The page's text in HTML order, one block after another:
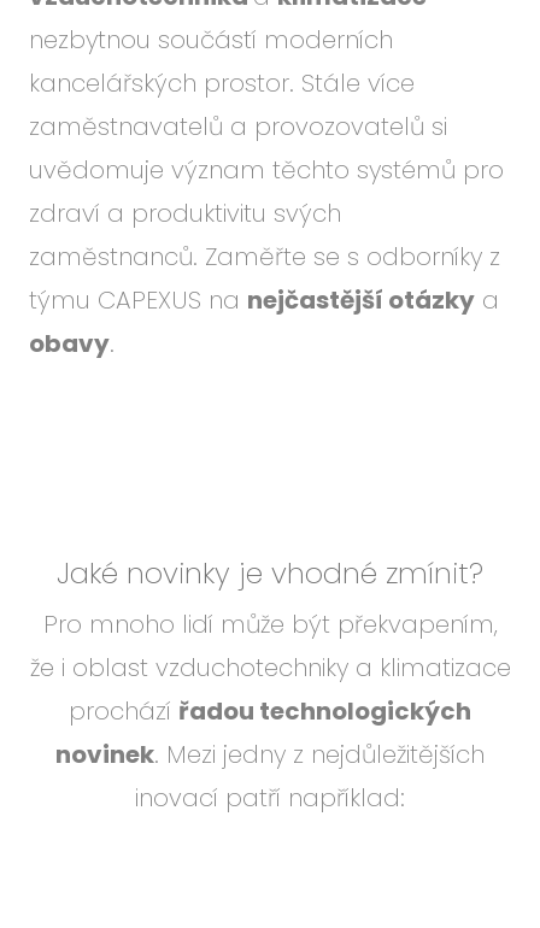
CS
EN
nezbytnou součástí moderních
kancelářských prostor. Stále více
zaměstnavatelů a provozovatelů si
uvědomuje význam těchto systémů pro
zdraví a produktivitu svých
zaměstnanců. Zaměřte se s odborníky z
týmu CAPEXUS na nejčastější otázky a
obavy.
Jaké novinky je vhodné zmínit?
Pro mnoho lidí může být překvapením,
že i oblast vzduchotechniky a klimatizace
prochází řadou technologických
novinek. Mezi jedny z nejdůležitějších
inovací patří například: